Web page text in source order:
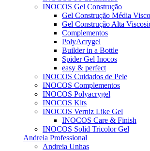
INOCOS Gel Construção
Gel Construção Média
Gel Construção Alta
Complementos
PolyAcrygel
Builder in a Bottle
Spider Gel Inocos
easy & perfect
INOCOS Cuidados de Pele
INOCOS Complementos
INOCOS Polyacrygel
INOCOS Kits
INOCOS Verniz Like Gel
INOCOS Care & Finish
INOCOS Solid Tricolor Gel
Andreia Professional
Andreia Unhas